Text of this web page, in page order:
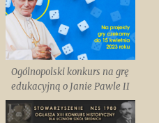
Ogólnopolski konkurs na grę
edukacyjną o Janie Pawle II